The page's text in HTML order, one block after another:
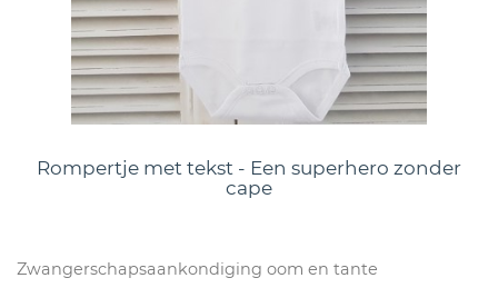
Rompertje met tekst - Een superhero zonder
cape
Zwangerschapsaankondiging oom en tante